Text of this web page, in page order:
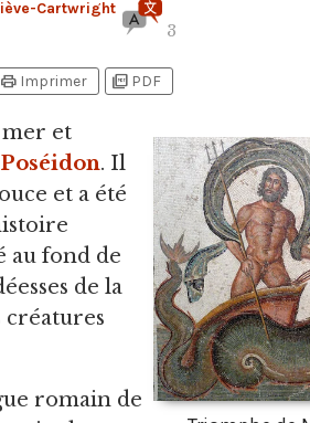
Cartwright
3
print Imprimer picture_as_pdf PDF
et
Poséidon. Il
et a été
au fond de
de la
créatures
romain de